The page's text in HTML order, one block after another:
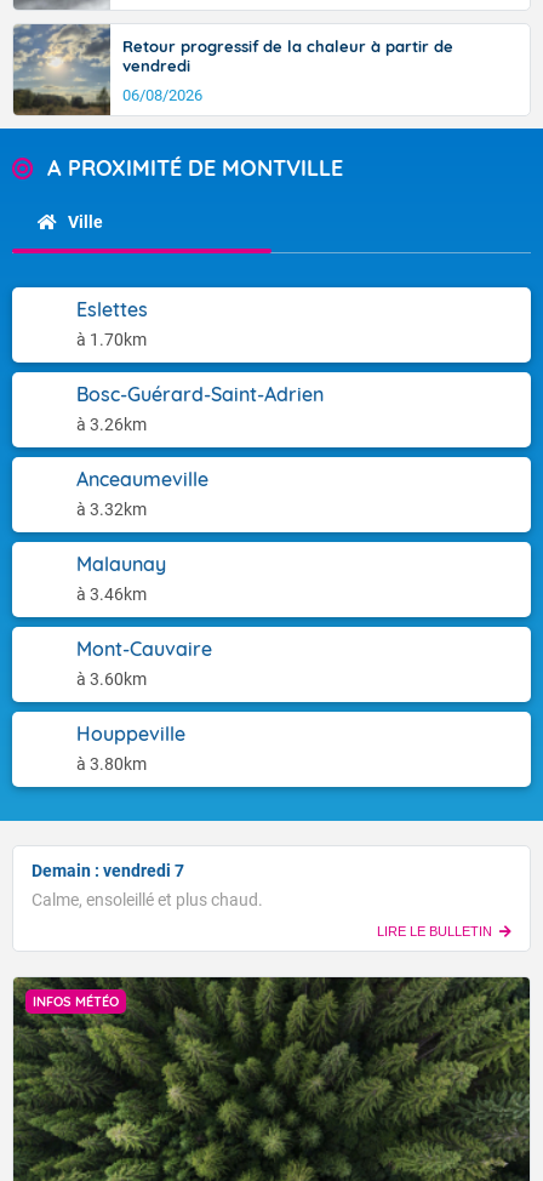
Retour progressif de la chaleur à partir de
vendredi
06/08/2026
A PROXIMITÉ DE MONTVILLE
Ville
Eslettes
à 1.70km
Bosc-Guérard-Saint-Adrien
à 3.26km
Anceaumeville
à 3.32km
Malaunay
à 3.46km
Mont-Cauvaire
à 3.60km
Houppeville
à 3.80km
Demain : vendredi 7
Calme, ensoleillé et plus chaud.
LIRE LE BULLETIN
INFOS MÉTÉO